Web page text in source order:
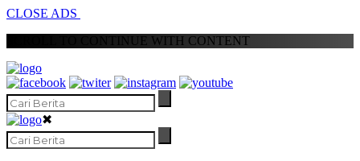
CLOSE ADS
SCROLL TO CONTINUE WITH CONTENT
✖